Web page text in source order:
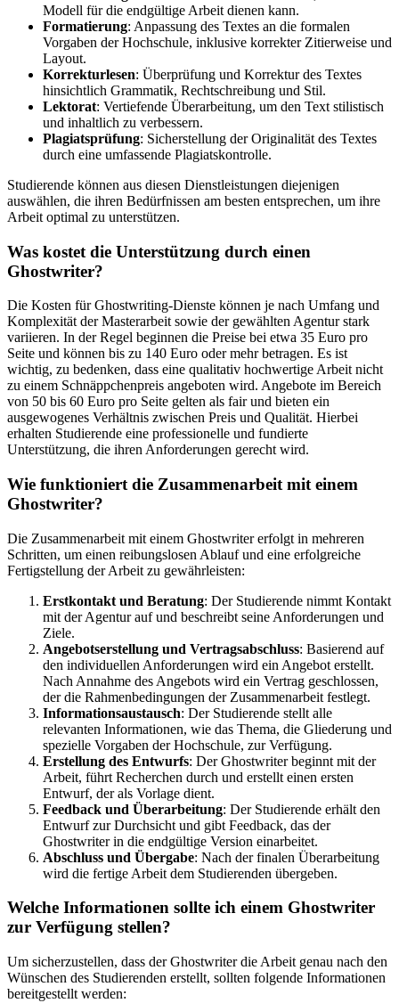
Modell für die endgültige Arbeit dienen kann.
Formatierung: Anpassung des Textes an die formalen
Vorgaben der Hochschule, inklusive korrekter Zitierweise und
Layout.
Korrekturlesen: Überprüfung und Korrektur des Textes
hinsichtlich Grammatik, Rechtschreibung und Stil.
Lektorat: Vertiefende Überarbeitung, um den Text stilistisch
und inhaltlich zu verbessern.
Plagiatsprüfung: Sicherstellung der Originalität des Textes
durch eine umfassende Plagiatskontrolle.
Studierende können aus diesen Dienstleistungen diejenigen
auswählen, die ihren Bedürfnissen am besten entsprechen, um ihre
Arbeit optimal zu unterstützen.
Was kostet die Unterstützung durch einen
Ghostwriter?
Die Kosten für Ghostwriting-Dienste können je nach Umfang und
Komplexität der Masterarbeit sowie der gewählten Agentur stark
variieren. In der Regel beginnen die Preise bei etwa 35 Euro pro
Seite und können bis zu 140 Euro oder mehr betragen. Es ist
wichtig, zu bedenken, dass eine qualitativ hochwertige Arbeit nicht
zu einem Schnäppchenpreis angeboten wird. Angebote im Bereich
von 50 bis 60 Euro pro Seite gelten als fair und bieten ein
ausgewogenes Verhältnis zwischen Preis und Qualität. Hierbei
erhalten Studierende eine professionelle und fundierte
Unterstützung, die ihren Anforderungen gerecht wird.
Wie funktioniert die Zusammenarbeit mit einem
Ghostwriter?
Die Zusammenarbeit mit einem Ghostwriter erfolgt in mehreren
Schritten, um einen reibungslosen Ablauf und eine erfolgreiche
Fertigstellung der Arbeit zu gewährleisten:
Erstkontakt und Beratung: Der Studierende nimmt Kontakt
mit der Agentur auf und beschreibt seine Anforderungen und
Ziele.
Angebotserstellung und Vertragsabschluss: Basierend auf
den individuellen Anforderungen wird ein Angebot erstellt.
Nach Annahme des Angebots wird ein Vertrag geschlossen,
der die Rahmenbedingungen der Zusammenarbeit festlegt.
Informationsaustausch: Der Studierende stellt alle
relevanten Informationen, wie das Thema, die Gliederung und
spezielle Vorgaben der Hochschule, zur Verfügung.
Erstellung des Entwurfs: Der Ghostwriter beginnt mit der
Arbeit, führt Recherchen durch und erstellt einen ersten
Entwurf, der als Vorlage dient.
Feedback und Überarbeitung: Der Studierende erhält den
Entwurf zur Durchsicht und gibt Feedback, das der
Ghostwriter in die endgültige Version einarbeitet.
Abschluss und Übergabe: Nach der finalen Überarbeitung
wird die fertige Arbeit dem Studierenden übergeben.
Welche Informationen sollte ich einem Ghostwriter
zur Verfügung stellen?
Um sicherzustellen, dass der Ghostwriter die Arbeit genau nach den
Wünschen des Studierenden erstellt, sollten folgende Informationen
bereitgestellt werden: